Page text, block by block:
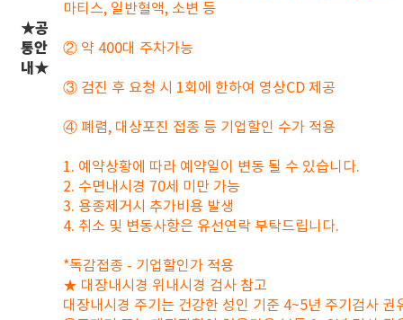
★공
통안
내★
마티스, 일반혈액, 소변 등
② 약 400대 주차가능
③ 검진 후 요청 시 1회에 한하여 영상CD 제공
④ 폐렴, 대상포진 접종 등 기업할인 수가 적용
1. 예약상황에 따라 예약일이 변동 될 수 있습니다.
2. 수면내시경 70세 미만 가능
3. 용종제거시 추가비용 발생
4. 취소 및 변동사항은 유선연락 부탁드립니다.
*독감접종 - 기업할인가 적용
★ 대장내시경 위내시경 검사 참고
대장내시경 주기는 건강한 성인 기준 4~5년 주기검사 권